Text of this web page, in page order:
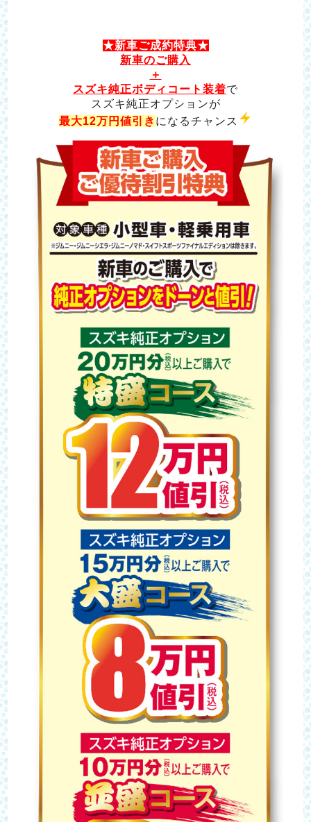
★新車ご成約特典★
新車のご購入
＋
スズキ純正ボディコート装着で
スズキ純正オプションが
最大12万円値引き になるチャンス